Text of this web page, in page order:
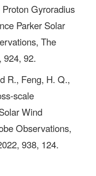
Gyroradius
Parker Solar
The
924, 92.
R., Feng, H. Q.,
scale
Wind
Observations,
938, 124.